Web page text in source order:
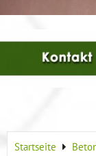
Startseite